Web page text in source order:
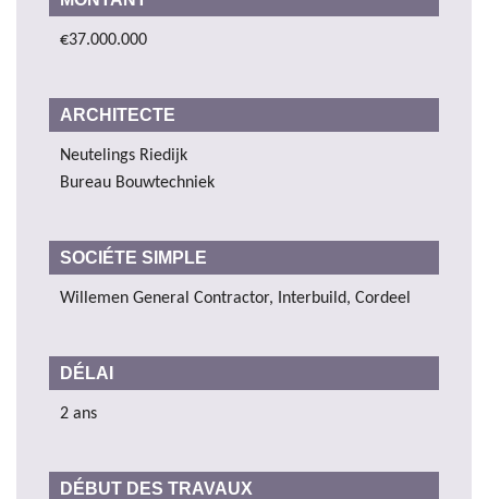
€37.000.000
ARCHITECTE
Neutelings Riedijk
Bureau Bouwtechniek
SOCIÉTE SIMPLE
Willemen General Contractor, Interbuild, Cordeel
DÉLAI
2 ans
DÉBUT DES TRAVAUX